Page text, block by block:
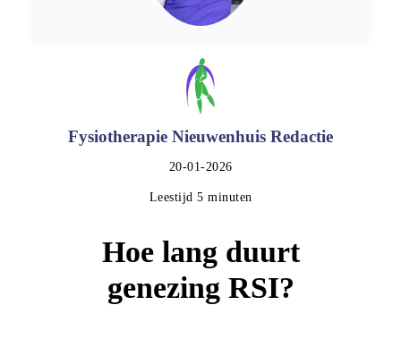
Hoe lang duurt
genezing RSI?
Fysiotherapie Nieuwenhuis Redactie
20-01-2026
Leestijd 5 minuten